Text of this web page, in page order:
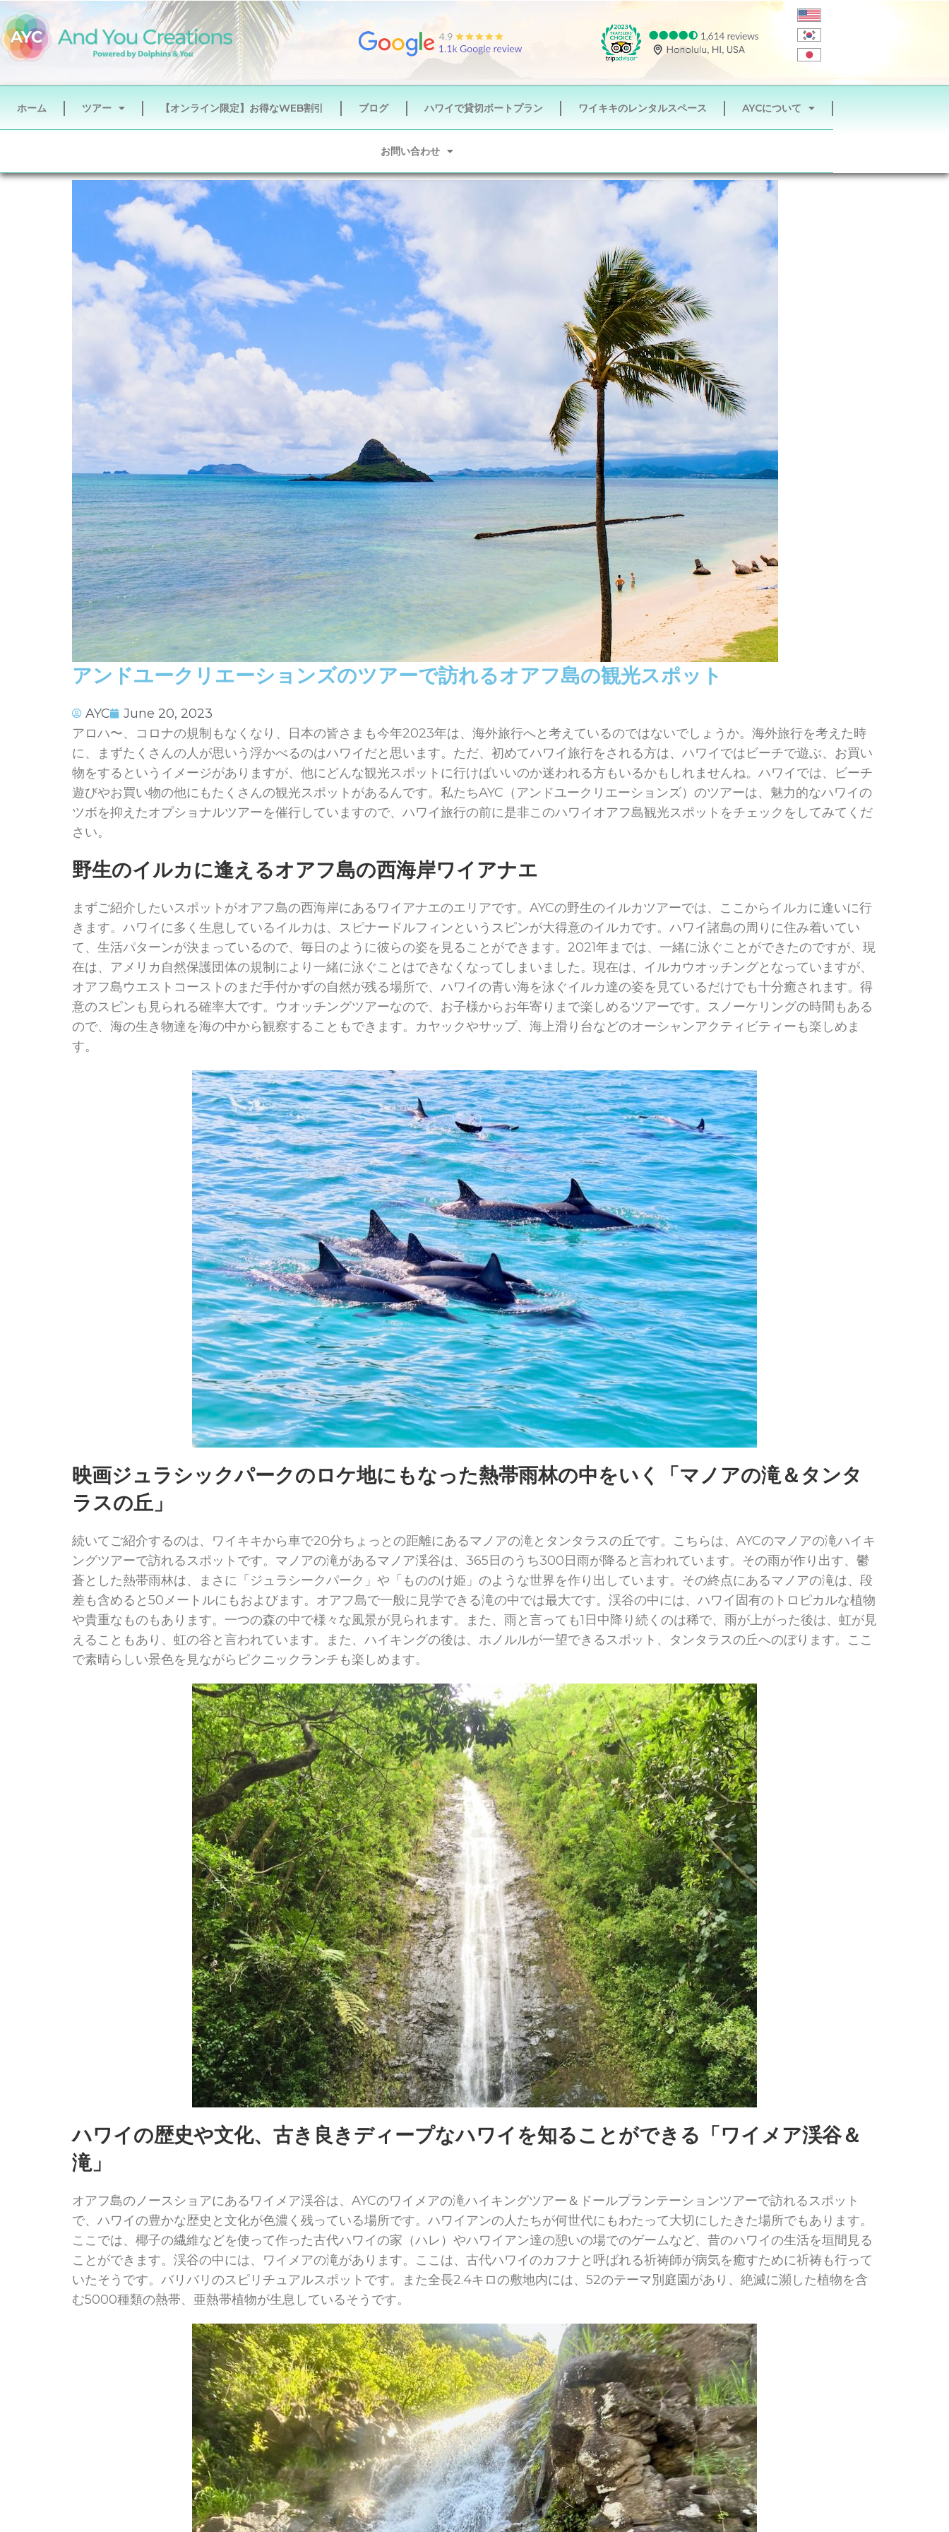
ホーム ツアー 【オンライン限定】お得なWEB割引 ブログ ハワイで貸切ボートプラン ワイキキのレンタルスペース AYCについて
お問い合わせ
アンドユークリエーションズのツアーで訪れるオアフ島の観光スポット
AYC
June 20, 2023
アロハ〜、コロナの規制もなくなり、日本の皆さまも今年2023年は、海外旅行へと考えているのではないでしょうか。海外旅行を考えた時
に、まずたくさんの人が思いう浮かべるのはハワイだと思います。ただ、初めてハワイ旅行をされる方は、ハワイではビーチで遊ぶ、お買い
物をするというイメージがありますが、他にどんな観光スポットに行けばいいのか迷われる方もいるかもしれませんね。ハワイでは、ビーチ
遊びやお買い物の他にもたくさんの観光スポットがあるんです。私たちAYC（アンドユークリエーションズ）のツアーは、魅力的なハワイの
ツボを抑えたオプショナルツアーを催行していますので、ハワイ旅行の前に是非このハワイオアフ島観光スポットをチェックをしてみてくだ
さい。
野生のイルカに逢えるオアフ島の西海岸ワイアナエ
まずご紹介したいスポットがオアフ島の西海岸にあるワイアナエのエリアです。AYCの野生のイルカツアーでは、ここからイルカに逢いに行
きます。ハワイに多く生息しているイルカは、スピナードルフィンというスピンが大得意のイルカです。ハワイ諸島の周りに住み着いてい
て、生活パターンが決まっているので、毎日のように彼らの姿を見ることができます。2021年までは、一緒に泳ぐことができたのですが、現
在は、アメリカ自然保護団体の規制により一緒に泳ぐことはできなくなってしまいました。現在は、イルカウオッチングとなっていますが、
オアフ島ウエストコーストのまだ手付かずの自然が残る場所で、ハワイの青い海を泳ぐイルカ達の姿を見ているだけでも十分癒されます。得
意のスピンも見られる確率大です。ウオッチングツアーなので、お子様からお年寄りまで楽しめるツアーです。スノーケリングの時間もある
ので、海の生き物達を海の中から観察することもできます。カヤックやサップ、海上滑り台などのオーシャンアクティビティーも楽しめま
す。
映画ジュラシックパークのロケ地にもなった熱帯雨林の中をいく「マノアの滝＆タンタ
ラスの丘」
続いてご紹介するのは、ワイキキから車で20分ちょっとの距離にあるマノアの滝とタンタラスの丘です。こちらは、AYCのマノアの滝ハイキ
ングツアーで訪れるスポットです。マノアの滝があるマノア渓谷は、365日のうち300日雨が降ると言われています。その雨が作り出す、鬱
蒼とした熱帯雨林は、まさに「ジュラシークパーク」や「もののけ姫」のような世界を作り出しています。その終点にあるマノアの滝は、段
差も含めると50メートルにもおよびます。オアフ島で一般に見学できる滝の中では最大です。渓谷の中には、ハワイ固有のトロピカルな植物
や貴重なものもあります。一つの森の中で様々な風景が見られます。また、雨と言っても1日中降り続くのは稀で、雨が上がった後は、虹が見
えることもあり、虹の谷と言われています。また、ハイキングの後は、ホノルルが一望できるスポット、タンタラスの丘へのぼります。ここ
で素晴らしい景色を見ながらピクニックランチも楽しめます。
ハワイの歴史や文化、古き良きディープなハワイを知ることができる「ワイメア渓谷＆
滝」
オアフ島のノースショアにあるワイメア渓谷は、AYCのワイメアの滝ハイキングツアー＆ドールプランテーションツアーで訪れるスポット
で、ハワイの豊かな歴史と文化が色濃く残っている場所です。ハワイアンの人たちが何世代にもわたって大切にしたきた場所でもあります。
ここでは、椰子の繊維などを使って作った古代ハワイの家（ハレ）やハワイアン達の憩いの場でのゲームなど、昔のハワイの生活を垣間見る
ことができます。渓谷の中には、ワイメアの滝があります。ここは、古代ハワイのカフナと呼ばれる祈祷師が病気を癒すために祈祷も行って
いたそうです。バリバリのスピリチュアルスポットです。また全長2.4キロの敷地内には、52のテーマ別庭園があり、絶滅に瀕した植物を含
む5000種類の熱帯、亜熱帯植物が生息しているそうです。